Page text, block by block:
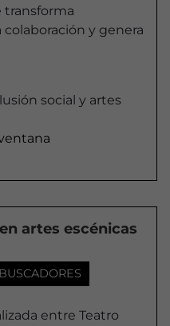
transforma
y genera
social y artes
artes escénicas
entre Teatro